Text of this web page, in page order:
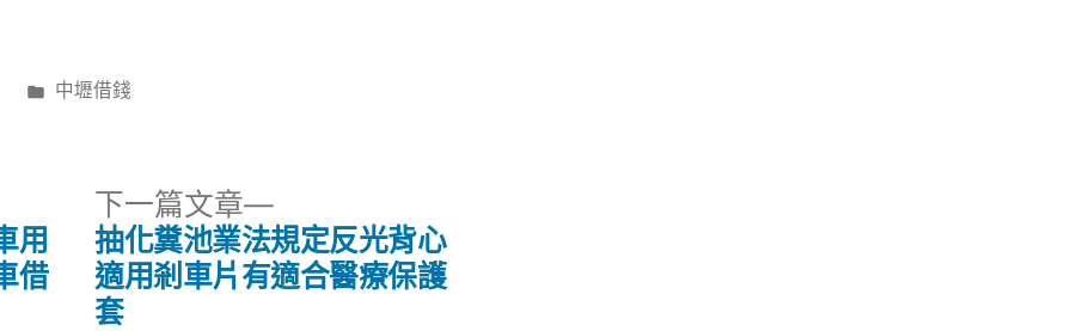
分
中壢借錢
用
借
下一篇文章
下
一
篇
抽化糞池業法規定反光背心
適用剎車片有適合醫療保護
套